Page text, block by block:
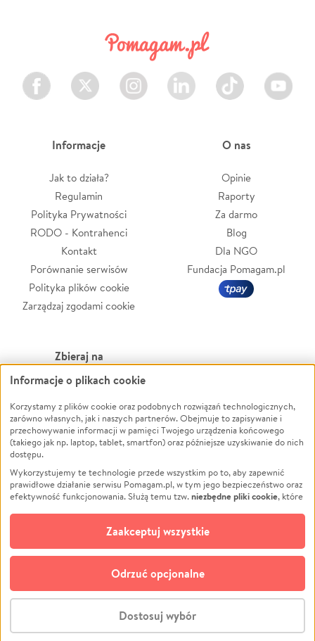
Stwórz zbiórkę - za darmo
Facebook Twitter Instagram LinkedIn TikTok Youtube
Informacje
Jak to działa?
Regulamin
Polityka Prywatności
RODO - Kontrahenci
Kontakt
Porównanie serwisów
Polityka plików cookie
Zarządzaj zgodami cookie
O nas
Opinie
Raporty
Za darmo
Blog
Dla NGO
Fundacja Pomagam.pl
Zbieraj na
Leczenie
Zwierzęta
Pożar
Ukraina
Pomoc Finansowa
Projekty
Pogrzeb
Społeczność lokalna
Kultura
Powódź
Wichura
NGO
Edukacja
Podróż
Impreza
Ochrona środowiska
Biznes
© CROWDING SP. Z O.O.
Informacje o plikach cookie
Korzystamy z plików cookie oraz podobnych rozwiązań technologicznych,
zarówno własnych, jak i naszych partnerów. Obejmuje to zapisywanie i
przechowywanie informacji w pamięci Twojego urządzenia końcowego
(takiego jak np. laptop, tablet, smartfon) oraz późniejsze uzyskiwanie do nich
dostępu.
Wykorzystujemy te technologie przede wszystkim po to, aby zapewnić
prawidłowe działanie serwisu Pomagam.pl, w tym jego bezpieczeństwo oraz
efektywność funkcjonowania. Służą temu tzw.niezbędne pliki cookie, które
opcjonalnych plików cookie
technologii do celów analitycznych i retargetingowych. Możesz wyrazić
zgodę na ich stosowanie lub jej odmówić. W dowolnym momencie masz
możliwość zmiany swoich preferencji na stronie „Zarządzaj zgodami cookie”,
do której link znajdziesz w stopce serwisu Pomagam.pl. Opcjonalne pliki
cookie wykorzystywane są w następujących celach:
działanie serwisu Pomagam.pl. Dzięki nim możemy zrozumieć, jak
użytkownicy korzystają z naszego serwisu – skąd trafiają do serwisu, jak
Dostosuj wybór
Odrzuć opcjonalne
Zaakceptuj wszystkie